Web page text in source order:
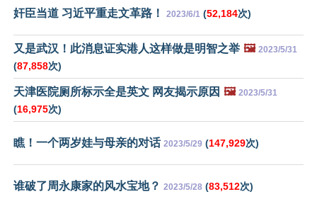
奸臣当道 习近平重走文革路！ 2023/6/1 (52,184次)
又是武汉！此消息证实港人这样做是明智之举 🖼️ 2023/5/31
(87,858次)
天津医院厕所标示全是英文 网友揭示原因 🖼️ 2023/5/31
(16,975次)
瞧！一个两岁娃与母亲的对话 2023/5/29 (147,929次)
谁破了周永康家的风水宝地？ 2023/5/28 (83,512次)